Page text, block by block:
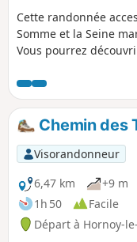
Cette randonnée
Somme et la Seine
Vous pourrez
Rouen-sur-Bresle.
Chemin des
Visorandonneur
6,47 km
+9 m
1h 50
Facile
Départ à Hornoy-